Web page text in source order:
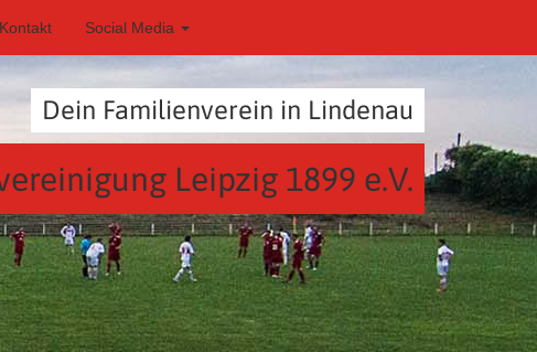
Kontakt Social Media
Dein Familienverein in Lindenau
Leipzig 1899 e.V.